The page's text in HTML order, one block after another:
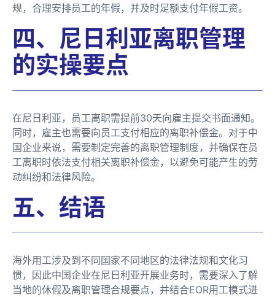
规，合理安排员工的年假，并及时足额支付年假工资。
四、尼日利亚离职管理
的实操要点
在尼日利亚，员工离职需提前30天向雇主提交书面通知。
同时，雇主也需要向员工支付相应的离职补偿金。对于中
国企业来说，需要制定完善的离职管理制度，并确保在员
工离职时依法支付相关离职补偿金，以避免可能产生的劳
动纠纷和法律风险。
五、结语
海外用工涉及到不同国家不同地区的法律法规和文化习
惯，因此中国企业在尼日利亚开展业务时，需要深入了解
当地的休假及离职管理合规要点，并结合EOR用工模式进